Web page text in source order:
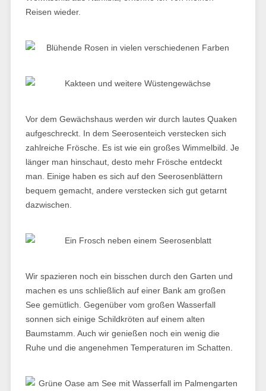
Reisen wieder.
Vor dem Gewächshaus werden wir durch lautes Quaken
aufgeschreckt. In dem Seerosenteich verstecken sich
zahlreiche Frösche. Es ist wie ein großes Wimmelbild. Je
länger man hinschaut, desto mehr Frösche entdeckt
man. Einige haben es sich auf den Seerosenblättern
bequem gemacht, andere verstecken sich gut getarnt
dazwischen.
Wir spazieren noch ein bisschen durch den Garten und
machen es uns schließlich auf einer Bank am großen
See gemütlich. Gegenüber vom großen Wasserfall
sonnen sich einige Schildkröten auf einem alten
Baumstamm. Auch wir genießen noch ein wenig die
Ruhe und die angenehmen Temperaturen im Schatten.